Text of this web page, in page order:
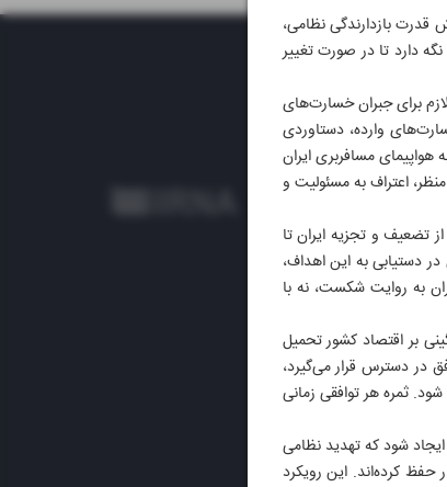
قدرت بازدارندگی نظامی،
دارد تا در صورت تغییر
برای جبران خسارت‌های
وارده، دستاوردی
هواپیمای مسافربری ایران
اعتراف به مسئولیت و
تضعیف و تجزیه ایران تا
دستیابی به این اهداف،
به روایت شکست، نه با
بر اقتصاد کشور تحمیل
در دسترس قرار می‌گیرد،
ثمره هر توافقی زمانی
شود که تهدید نظامی
حفظ کرده‌اند. این رویکرد